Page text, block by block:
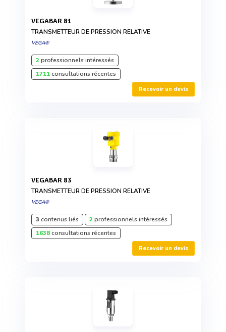
VEGABAR 81
TRANSMETTEUR DE PRESSION RELATIVE
VEGA®
2professionnels intéressés
1711consultations récentes
Recevoir un devis
VEGABAR 83
TRANSMETTEUR DE PRESSION RELATIVE
VEGA®
3 contenus liés 2professionnels intéressés
1638consultations récentes
Recevoir un devis